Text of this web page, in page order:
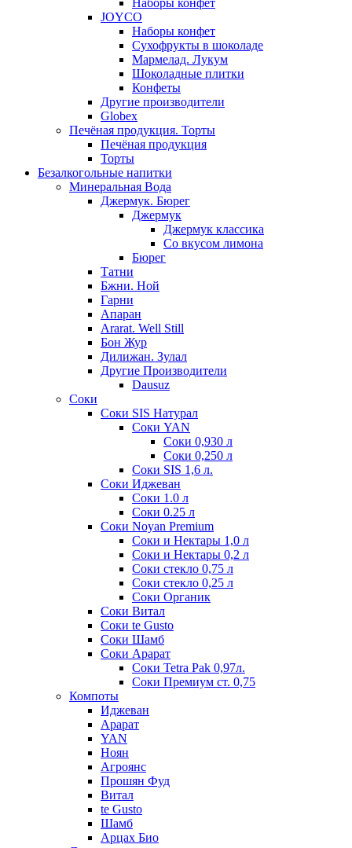
Наборы конфет
JOYCO
Наборы конфет
Сухофрукты в шоколаде
Мармелад. Лукум
Шоколадные плитки
Конфеты
Другие производители
Globex
Печёная продукция. Торты
Печёная продукция
Торты
Безалкогольные напитки
Минеральная Вода
Джермук. Бюрег
Джермук
Джермук классика
Со вкусом лимона
Бюрег
Татни
Бжни. Ной
Гарни
Апаран
Ararat. Well Still
Бон Жур
Дилижан. Зулал
Другие Производители
Dausuz
Соки
Соки SIS Натурал
Соки YAN
Соки 0,930 л
Соки 0,250 л
Соки SIS 1,6 л.
Соки Иджеван
Соки 1.0 л
Соки 0.25 л
Соки Noyan Premium
Соки и Нектары 1,0 л
Соки и Нектары 0,2 л
Соки стекло 0,75 л
Соки стекло 0,25 л
Соки Органик
Соки Витал
Соки te Gusto
Соки Шамб
Соки Арарат
Соки Tetra Pak 0,97л.
Соки Премиум ст. 0,75
Компоты
Иджеван
Арарат
YAN
Ноян
Агроянс
Прошян Фуд
Витал
te Gusto
Шамб
Арцах Био